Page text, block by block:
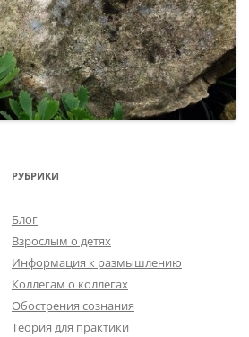
РУБРИКИ
Блог
Взрослым о детях
Информация к размышлению
Коллегам о коллегах
Обострения сознания
Теория для практики